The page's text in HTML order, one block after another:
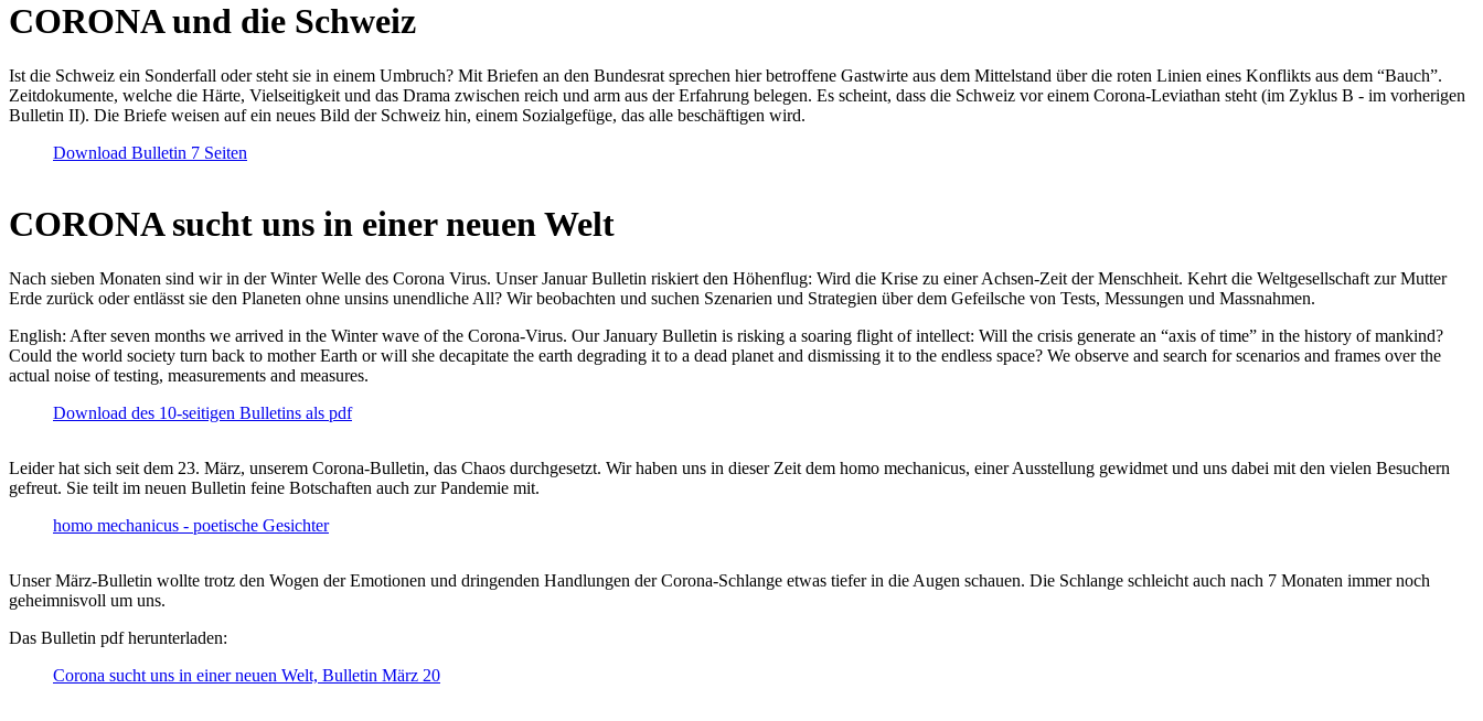
CORONA und die Schweiz
Ist die Schweiz ein Sonderfall oder steht sie in einem Umbruch? Mit Briefen an den Bundesrat sprechen hier betroffene Gastwirte aus dem Mittelstand über die roten Linien eines Konflikts aus dem “Bauch”.
Zeitdokumente, welche die Härte, Vielseitigkeit und das Drama zwischen reich und arm aus der Erfahrung belegen. Es scheint, dass die Schweiz vor einem Corona-Leviathan steht (im Zyklus B - im vorherigen
Bulletin II). Die Briefe weisen auf ein neues Bild der Schweiz hin, einem Sozialgefüge, das alle beschäftigen wird.
Download Bulletin 7 Seiten
CORONA sucht uns in einer neuen Welt
Nach sieben Monaten sind wir in der Winter Welle des Corona Virus. Unser Januar Bulletin riskiert den Höhenflug: Wird die Krise zu einer Achsen-Zeit der Menschheit. Kehrt die Weltgesellschaft zur Mutter
Erde zurück oder entlässt sie den Planeten ohne unsins unendliche All? Wir beobachten und suchen Szenarien und Strategien über dem Gefeilsche von Tests, Messungen und Massnahmen.
English: After seven months we arrived in the Winter wave of the Corona-Virus. Our January Bulletin is risking a soaring flight of intellect: Will the crisis generate an “axis of time” in the history of mankind?
Could the world society turn back to mother Earth or will she decapitate the earth degrading it to a dead planet and dismissing it to the endless space? We observe and search for scenarios and frames over the
actual noise of testing, measurements and measures.
Download des 10-seitigen Bulletins als pdf
Leider hat sich seit dem 23. März, unserem Corona-Bulletin, das Chaos durchgesetzt. Wir haben uns in dieser Zeit dem homo mechanicus, einer Ausstellung gewidmet und uns dabei mit den vielen Besuchern
gefreut. Sie teilt im neuen Bulletin feine Botschaften auch zur Pandemie mit.
homo mechanicus - poetische Gesichter
Unser März-Bulletin wollte trotz den Wogen der Emotionen und dringenden Handlungen der Corona-Schlange etwas tiefer in die Augen schauen. Die Schlange schleicht auch nach 7 Monaten immer noch
geheimnisvoll um uns.
Das Bulletin pdf herunterladen:
Corona sucht uns in einer neuen Welt, Bulletin März 20